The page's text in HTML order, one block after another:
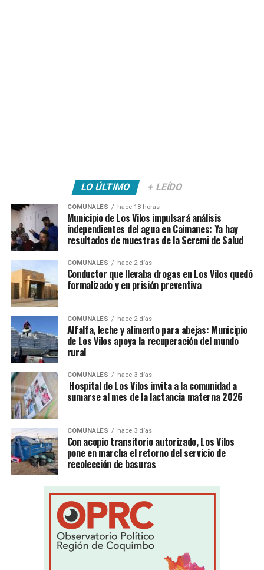
LO ÚLTIMO + LEÍDO
COMUNALES hace 18 horas
Municipio de Los Vilos impulsará análisis
independientes del agua en Caimanes: Ya hay
resultados de muestras de la Seremi de Salud
COMUNALES hace 2 días
Conductor que llevaba drogas en Los Vilos quedó
formalizado y en prisión preventiva
COMUNALES hace 2 días
Alfalfa, leche y alimento para abejas: Municipio
de Los Vilos apoya la recuperación del mundo
rural
COMUNALES hace 3 días
Hospital de Los Vilos invita a la comunidad a
sumarse al mes de la lactancia materna 2026
COMUNALES hace 3 días
Con acopio transitorio autorizado, Los Vilos
pone en marcha el retorno del servicio de
recolección de basuras